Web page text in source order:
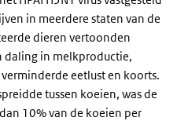
in meerdere staten van de
dieren vertoonden
daling in melkproductie,
eetlust en koorts.
tussen koeien, was de
10% van de koeien per